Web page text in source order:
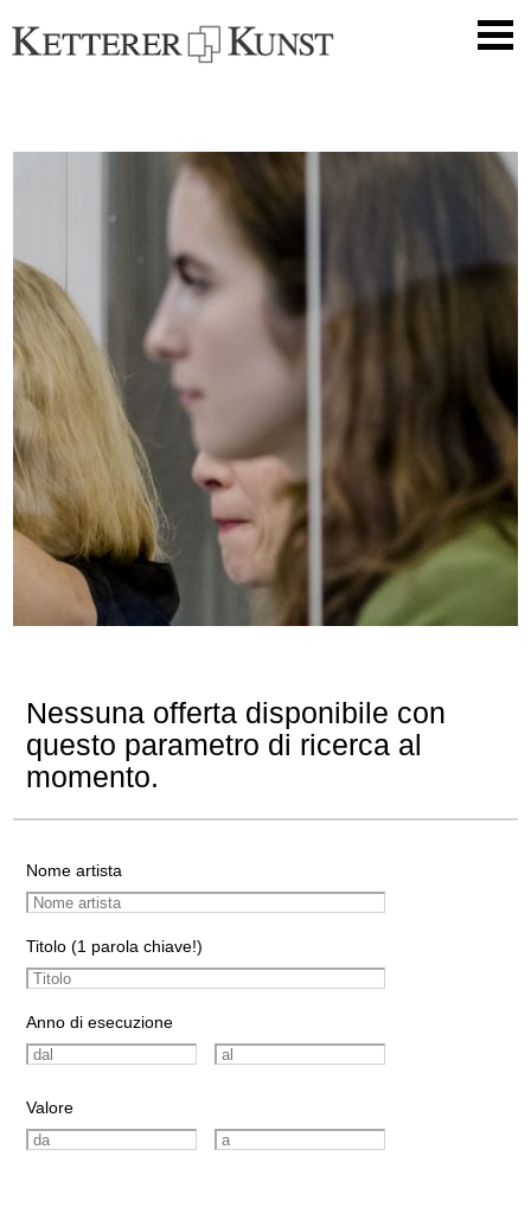
Nessuna offerta disponibile con
questo parametro di ricerca al
momento.
Nome artista
Titolo (1 parola chiave!)
Anno di esecuzione
Valore